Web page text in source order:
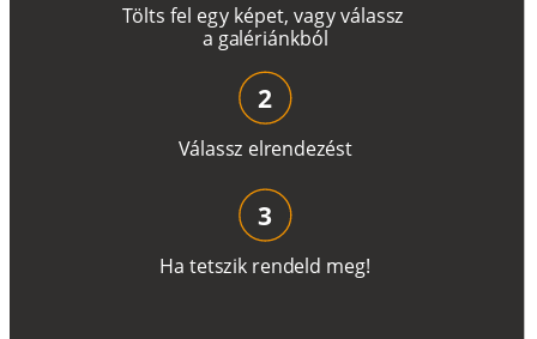
Tölts fel egy képet, vagyválassz
a galériánkból
Válassz elrendezést
2
Ha tetszik rendeld meg!
3